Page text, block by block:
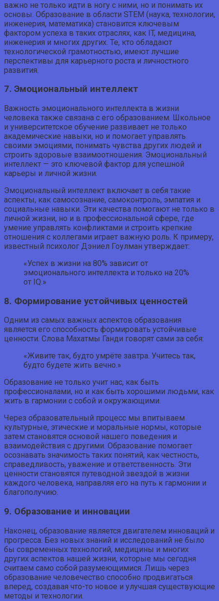
важно не только идти в ногу с ними, но и понимать их
основы. Образование в области STEM (наука, технологии,
инженерия, математика) становится ключевым
фактором успеха в таких отраслях, как IT, медицина,
инженерия и многих других. Те, кто обладают
технологической грамотностью, имеют лучшие
перспективы для карьерного роста и личностного
развития.
7. Эмоциональный интеллект
Важность эмоционального интеллекта в жизни
человека также связана с его образованием. Школьное
и университетское обучение развивает не только
академические навыки, но и помогает управлять
своими эмоциями, понимать чувства других людей и
строить здоровые взаимоотношения. Эмоциональный
интеллект — это ключевой фактор для успешной
карьеры и личной жизни.
Эмоциональный интеллект включает в себя такие
аспекты, как самосознание, самоконтроль, эмпатия и
социальные навыки. Эти качества помогают не только в
личной жизни, но и в профессиональной сфере, где
умение управлять конфликтами и строить крепкие
отношения с коллегами играет важную роль. К примеру,
известный психолог Дэниел Гоулман утверждает:
«Успех в жизни на 80% зависит от
эмоционального интеллекта и только на 20%
от IQ.»
8. Формирование устойчивых ценностей
Одним из самых важных аспектов образования
является его способность формировать устойчивые
ценности. Слова Махатмы Ганди говорят сами за себя:
«Живите так, будто умрёте завтра. Учитесь так,
будто будете жить вечно.»
Образование не только учит нас, как быть
профессионалами, но и как быть хорошими людьми, как
жить в гармонии с собой и окружающими.
Через образовательный процесс мы впитываем
культурные, этические и моральные нормы, которые
затем становятся основой нашего поведения и
взаимодействия с другими. Образование помогает
осознавать значимость таких понятий, как честность,
справедливость, уважение и ответственность. Эти
ценности становятся путеводной звездой в жизни
каждого человека, направляя его на путь к гармонии и
благополучию.
9. Образование и инновации
Наконец, образование является двигателем инноваций и
прогресса. Без новых знаний и исследований не было
бы современных технологий, медицины и многих
других аспектов нашей жизни, которые мы сегодня
считаем само собой разумеющимися. Лишь через
образование человечество способно продвигаться
вперед, создавая что-то новое и улучшая существующие
методы и технологии.